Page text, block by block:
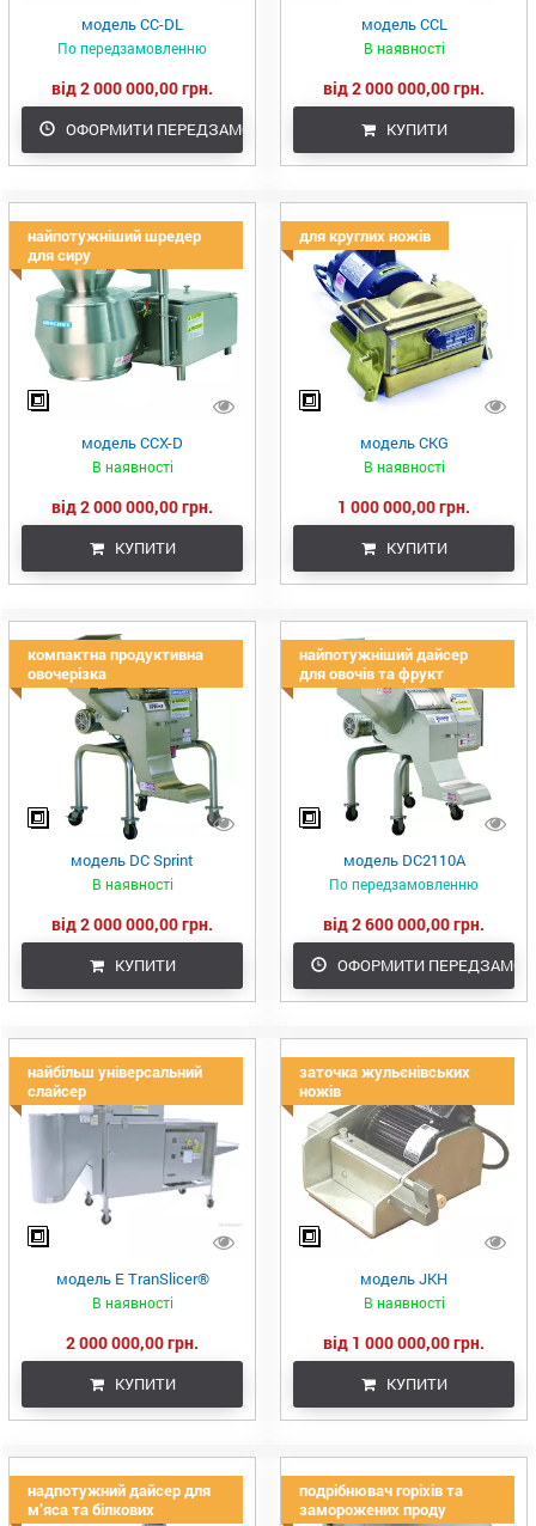
модель CC-DL
По передзамовленню
від 2 000 000,00 грн.
ОФОРМИТИ ПЕРЕДЗАМОВЛЕННЯ
модель CCL
В наявності
від 2 000 000,00 грн.
КУПИТИ
найпотужніший шредер
для сиру
модель CCX-D
В наявності
від 2 000 000,00 грн.
КУПИТИ
для круглих ножів
модель CKG
В наявності
1 000 000,00 грн.
КУПИТИ
компактна продуктивна
овочерізка
модель DC Sprint
В наявності
від 2 000 000,00 грн.
КУПИТИ
найпотужніший дайсер
для овочів та фрукт
модель DC2110A
По передзамовленню
від 2 600 000,00 грн.
ОФОРМИТИ
найбільш універсальний
слайсер
модель E TranSlicer®
В наявності
2 000 000,00 грн.
КУПИТИ
заточка жульєнівських
ножів
модель JKH
В наявності
від 1 000 000,00 грн.
КУПИТИ
надпотужний дайсер для
м’яса та білкових
подрібнювач горіхів та
заморожених проду